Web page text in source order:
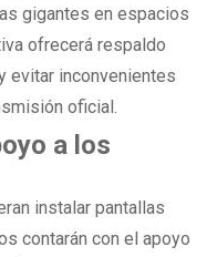
gigantes en espacios
ofrecerá respaldo
evitar inconvenientes
oficial.
a los
instalar pantallas
contarán con el apoyo